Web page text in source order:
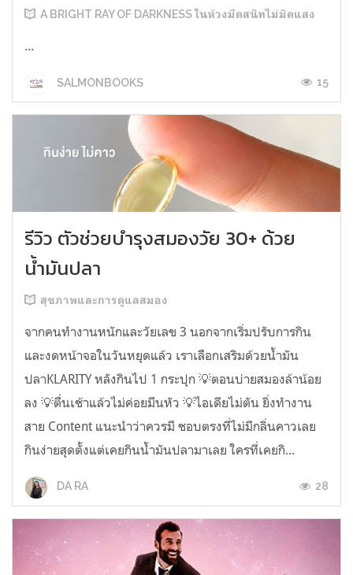
A BRIGHT RAY OF DARKNESS ในห้วงมืดสนิทไม่มิดแสง
...
SALMONBOOKS 15
รีวิว ตัวช่วยบำรุงสมองวัย 30+ ด้วย
น้ำมันปลา
สุขภาพและการดูแลสมอง
จากคนทำงานหนักและวัยเลข 3 นอกจากเริ่มปรับการกิน
และงดหน้าจอในวันหยุดแล้ว เราเลือกเสริมด้วยน้ำมัน
ปลาKLARITY หลังกินไป 1 กระปุก 💡ตอนบ่ายสมองล้าน้อย
ลง 💡ตื่นเช้าแล้วไม่ค่อยมึนหัว 💡ไอเดียไม่ตัน ยิ่งทำงาน
สาย Content แนะนำว่าควรมี ชอบตรงที่ไม่มีกลิ่นคาวเลย
กินง่ายสุดตั้งแต่เคยกินน้ำมันปลามาเลย ใครที่เคยกิ...
DA RA 28